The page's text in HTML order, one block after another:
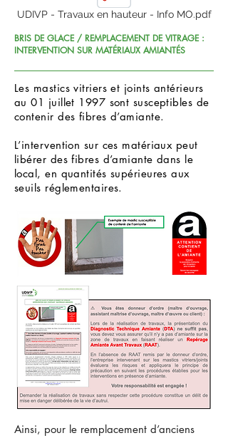
UDIVP - Travaux en hauteur - Info MO.pdf
BRIS DE GLACE / REMPLACEMENT DE VITRAGE :
INTERVENTION SUR MATÉRIAUX AMIANTÉS
Les mastics vitriers et joints antérieurs
au 01 juillet 1997 sont susceptibles de
contenir des fibres d’amiante.
L’intervention sur ces matériaux peut
libérer des fibres d’amiante dans le
local, en quantités supérieures aux
seuils réglementaires.
Ainsi, pour le remplacement d’anciens